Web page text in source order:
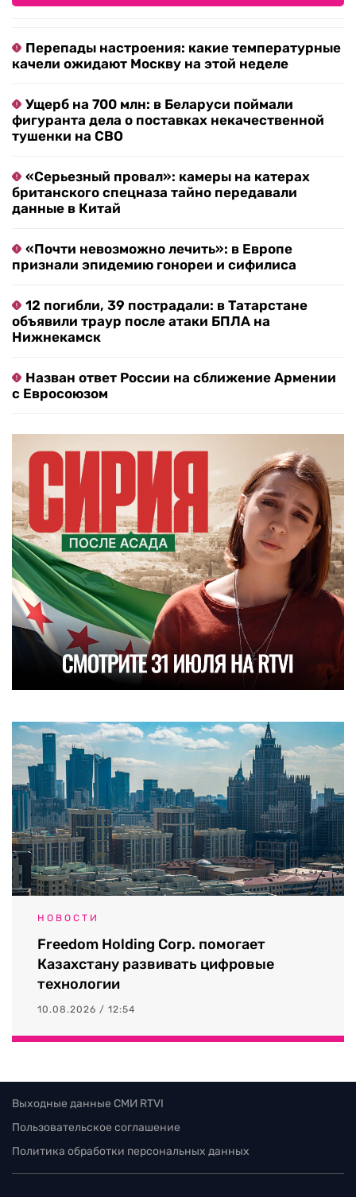
Перепады настроения: какие температурные
качели ожидают Москву на этой неделе
Ущерб на 700 млн: в Беларуси поймали
фигуранта дела о поставках некачественной
тушенки на СВО
«Серьезный провал»: камеры на катерах
британского спецназа тайно передавали
данные в Китай
«Почти невозможно лечить»: в Европе
признали эпидемию гонореи и сифилиса
12 погибли, 39 пострадали: в Татарстане
объявили траур после атаки БПЛА на
Нижнекамск
Назван ответ России на сближение Армении
с Евросоюзом
НОВОСТИ
Freedom Holding Corp. помогает
Казахстану развивать цифровые
технологии
10.08.2026 / 12:54
Выходные данные СМИ RTVI
Пользовательское соглашение
Политика обработки персональных данных